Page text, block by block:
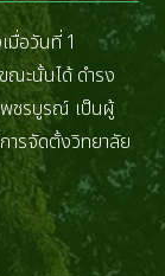
มื่อวันที่ 1
ณะนั้นได้ ดำรง
พชรบูรณ์ เป็นผู้
ารจัดตั้งวิทยาลัย